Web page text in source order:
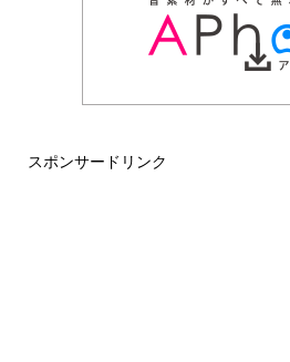
スポンサードリンク